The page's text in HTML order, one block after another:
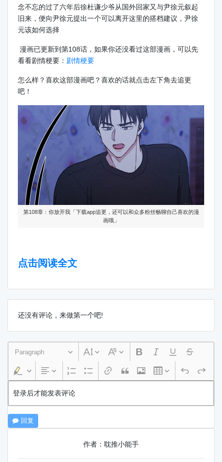
念不忘的过了六年后徐杜谦少爷从国外回家又与尹徐元叙起
旧来，便向尹徐元提出一个可以离开这里的搭档建议，尹徐
元该如何选择
漫画已更新到第108话，如果你还没看过这部漫画，可以先
看看剧情梗要： 剧情梗要
怎么样？喜欢这部漫画吧？喜欢的话就点击左下角去追更
吧！
第108章：你放开我「下载app追更，还可以和众多粉丝畅聊自己喜欢的漫
画哦」
点击阅读全文
还没有评论，来做第一个吧!
Paragraph
登录后才能发表评论
回复
作者：耽推小能手